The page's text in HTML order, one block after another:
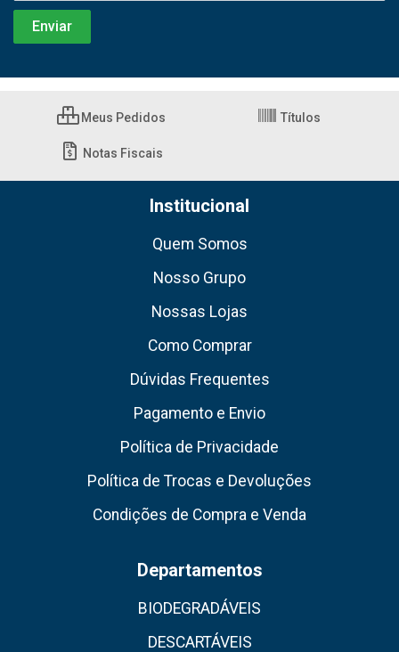
Meus Pedidos Títulos
Notas Fiscais
Institucional
Quem Somos
Nosso Grupo
Nossas Lojas
Como Comprar
Dúvidas Frequentes
Pagamento e Envio
Política de Privacidade
Política de Trocas e Devoluções
Condições de Compra e Venda
Departamentos
BIODEGRADÁVEIS
DESCARTÁVEIS